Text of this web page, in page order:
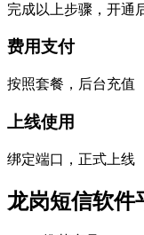
完成以上步骤，开通
费用支付
按照套餐，后台充值
上线使用
绑定端口，正式上线
龙岗短信软件